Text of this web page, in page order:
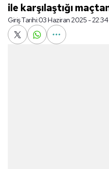
ile karşılaştığı
Giriş Tarihi:03 Haziran 2025 - 22:34